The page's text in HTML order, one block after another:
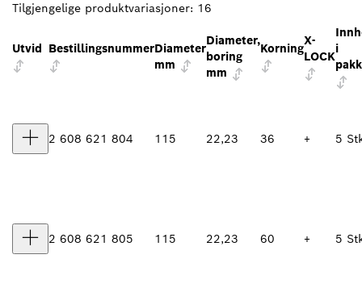
Tilgjengelige produktvariasjoner: 16
Utvid BestillingsnummerDiameter
mm
Diameter,
boring
mm
Korning
X-
LOCK
i
2 608 621 804 115 22,23 36 + 5
2 608 621 805 115 22,23 60 + 5